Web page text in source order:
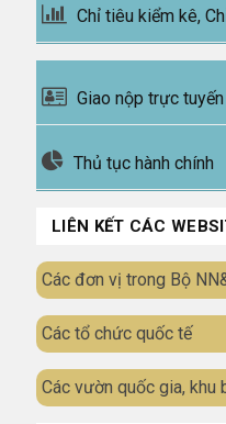
Chỉ tiêu kiểm kê,
Giao nộp trực tuyến
Thủ tục hành chính
LIÊN KẾT CÁC
Các đơn vị trong Bộ
Các tổ chức quốc tế
Các vườn quốc gia, khu